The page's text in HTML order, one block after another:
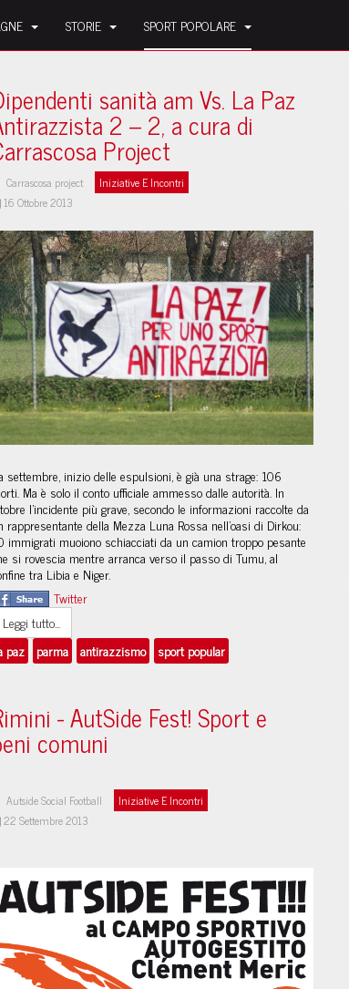
STORIE SPORT POPOLARE
sanità am Vs. La Paz
2 – 2, a cura di
Project
Carrascosa project
Iniziative E Incontri
16 Ottobre 2013
settembre, inizio delle espulsioni, è già una strage: 106
Ma è solo il conto ufficiale ammesso dalle autorità. In
l’incidente più grave, secondo le informazioni raccolte da
rappresentante della Mezza Luna Rossa nell’oasi di Dirkou:
immigrati muoiono schiacciati da un camion troppo pesante
si rovescia mentre arranca verso il passo di Tumu, al
tra Libia e Niger.
Twitter
Leggi tutto...
paz
parma antirazzismo sport popular
- AutSide Fest! Sport e
comuni
Autside Social Football
Iniziative E Incontri
22 Settembre 2013